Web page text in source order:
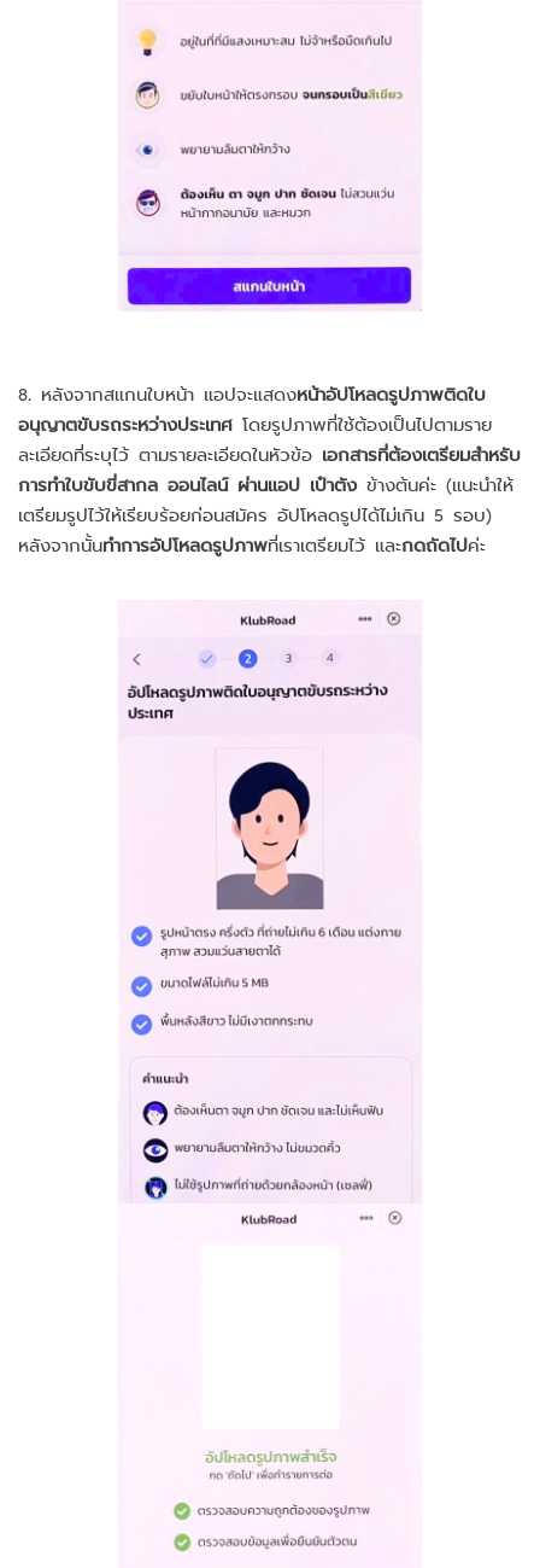
8. หลังจากสแกนใบหน้า แอปจะแสดงหน้าอัปโหลดรูปภาพติดใบ
อนุญาตขับรถระหว่างประเทศ โดยรูปภาพที่ใช้ต้องเป็นไปตามราย
ละเอียดที่ระบุไว้ ตามรายละเอียดในหัวข้อ เอกสารที่ต้องเตรียมสำหรับ
การทำใบขับขี่สากล ออนไลน์ ผ่านแอป เป๋าตัง ข้างต้นค่ะ (แนะนำให้
เตรียมรูปไว้ให้เรียบร้อยก่อนสมัคร อัปโหลดรูปได้ไม่เกิน 5 รอบ)
หลังจากนั้นทำการอัปโหลดรูปภาพที่เราเตรียมไว้ และกดถัดไปค่ะ